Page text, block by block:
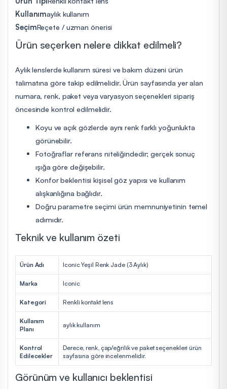
Kullanımaylık kullanım
SeçimReçete / uzman önerisi
Ürün seçerken nelere dikkat edilmeli?
Aylık lenslerde kullanım süresi ve bakım düzeni ürün
talimatına göre takip edilmelidir. Ürün sayfasında yer alan
numara, renk, paket veya varyasyon seçenekleri sipariş
öncesinde kontrol edilmelidir.
Koyu ve açık gözlerde aynı renk farklı yoğunlukta
görünebilir.
Fotoğraflar referans niteliğindedir; gerçek sonuç
ışığa göre değişebilir.
Konfor beklentisi kişisel göz yapısı ve kullanım
alışkanlığına bağlıdır.
Doğru parametre seçimi ürün memnuniyetinin temel
adımıdır.
Teknik ve kullanım özeti
Ürün Adı Iconic Yeşil Renk Jade (3 Aylık)
Marka Iconic
Kategori Renkli kontakt lens
Kullanım
Planı
aylık kullanım
Kontrol
Edilecekler
Derece, renk, çap/eğrilik ve paket seçenekleri ürün
sayfasına göre incelenmelidir.
Görünüm ve kullanıcı beklentisi